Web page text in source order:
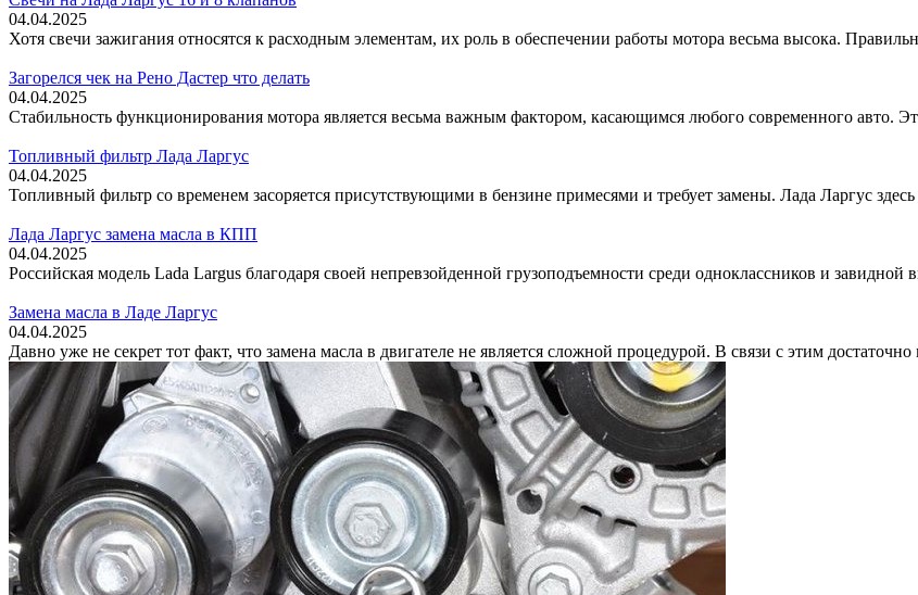
04.04.2025
Хотя свечи зажигания относятся к расходным элементам, их роль в обеспечении работы мотора весьма высока.
Загорелся чек на Рено Дастер что делать
04.04.2025
Стабильность функционирования мотора является весьма важным фактором, касающимся любого современного авто.
Топливный фильтр Лада Ларгус
04.04.2025
Топливный фильтр со временем засоряется присутствующими в бензине примесями и требует замены. Лада Ларгус
Лада Ларгус замена масла в КПП
04.04.2025
Российская модель Lada Largus благодаря своей непревзойденной грузоподъемности среди одноклассников и завидной
Замена масла в Ладе Ларгус
04.04.2025
Давно уже не секрет тот факт, что замена масла в двигателе не является сложной процедурой. В связи с этим